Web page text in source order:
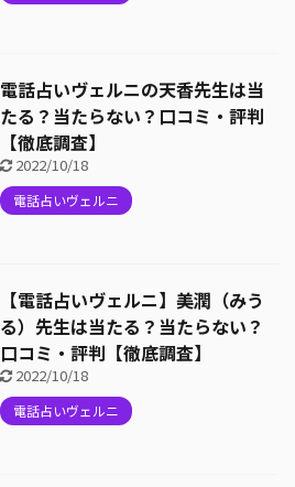
電話占いヴェルニの天香先生は当
たる？当たらない？口コミ・評判
【徹底調査】
2022/10/18
電話占いヴェルニ
【電話占いヴェルニ】美潤（みう
る）先生は当たる？当たらない？
口コミ・評判【徹底調査】
2022/10/18
電話占いヴェルニ